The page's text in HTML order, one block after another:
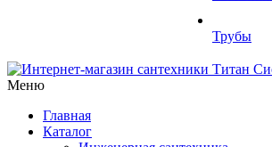
Трубы
Меню
Главная
Каталог